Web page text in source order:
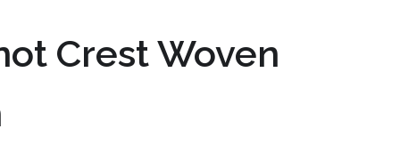
Crest Woven